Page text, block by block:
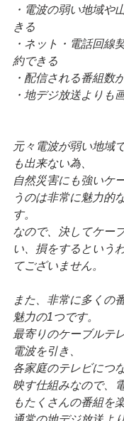
・電波の弱い地域や
きる
・ネット・電話回線
約できる
・配信される番組数
・地デジ放送よりも
元々電波が弱い地域
も出来ない為、
自然災害にも強いケ
うのは非常に魅力的
す。
なので、決してケー
い、損をするという
てございません。
また、非常に多くの
魅力の1つです。
最寄りのケーブルテ
電波を引き、
各家庭のテレビにつ
映す仕組みなので、
もたくさんの番組を